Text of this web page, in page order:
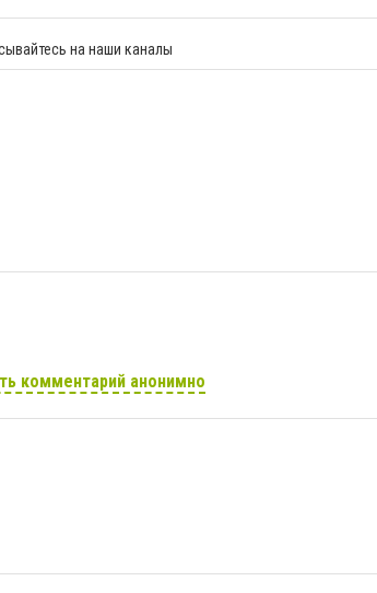
на наши каналы
комментарий анонимно